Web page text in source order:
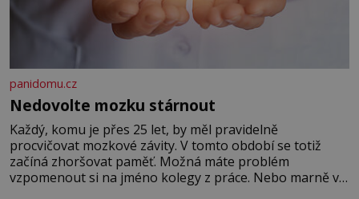
panidomu.cz
Nedovolte mozku stárnout
Každý, komu je přes 25 let, by měl pravidelně
procvičovat mozkové závity. V tomto období se totiž
začíná zhoršovat paměť. Možná máte problém
vzpomenout si na jméno kolegy z práce. Nebo marně v